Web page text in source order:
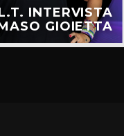
INTERVISTA
GIOIETTA